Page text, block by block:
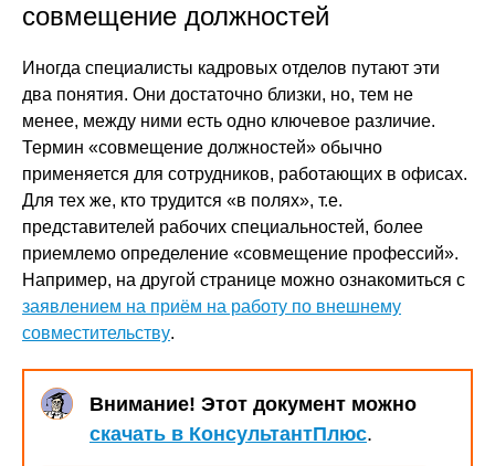
совмещение должностей
Иногда специалисты кадровых отделов путают эти
два понятия. Они достаточно близки, но, тем не
менее, между ними есть одно ключевое различие.
Термин «совмещение должностей» обычно
применяется для сотрудников, работающих в офисах.
Для тех же, кто трудится «в полях», т.е.
представителей рабочих специальностей, более
приемлемо определение «совмещение профессий».
Например, на другой странице можно ознакомиться с
заявлением на приём на работу по внешнему
совместительству.
Внимание! Этот документ можно
скачать в КонсультантПлюс.